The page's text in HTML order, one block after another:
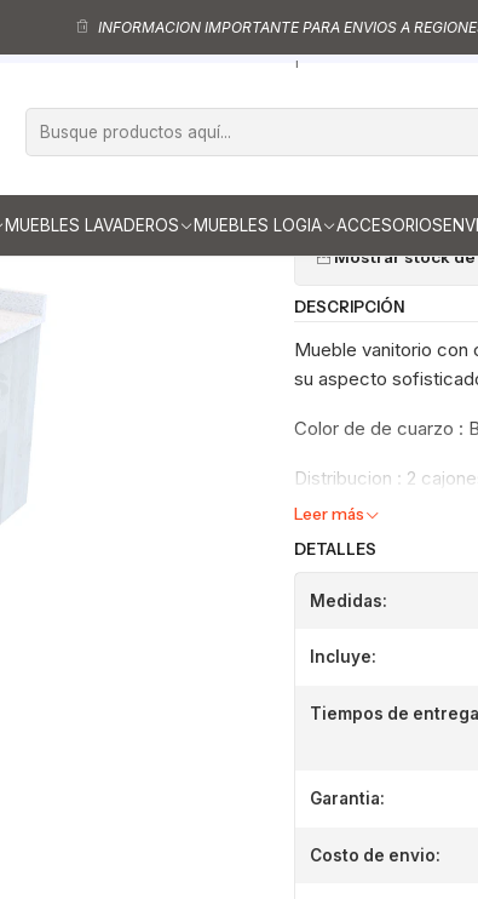
MUEBLES LAVADEROS MUEBLES LOGIA ACCESORIOS
INFORMACION IMPORTANTE PARA ENVIOS A
Muebles vanitorio aereo - simple Mueble vanitorios aereo -
Mueble vanitorio aereo simple de 120cm M2-1238-A /
|
M2-1238-
Cantidad
Mostrar stock
DESCRIPCIÓN
Mueble vanitorio con
su aspecto
Color de de cuarzo :
Distribucion : 2
Leer más
DETALLES
Medidas:
Incluye:
Tiempos de
Garantia:
Costo de envio: